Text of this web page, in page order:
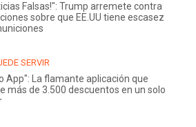
Falsas!": Trump arremete contra
sobre que EE.UU tiene escasez
SERVIR
App": La flamante aplicación que
más de 3.500 descuentos en un solo